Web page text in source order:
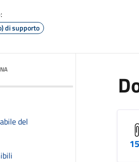
:
di supporto
del